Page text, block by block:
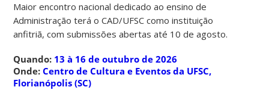
Maior encontro nacional dedicado ao ensino de
Administração terá o CAD/UFSC como instituição
anfitriã, com submissões abertas até 10 de agosto.
Quando: 13 à 16 de outubro de 2026
Onde: Centro de Cultura e Eventos da UFSC,
Florianópolis (SC)